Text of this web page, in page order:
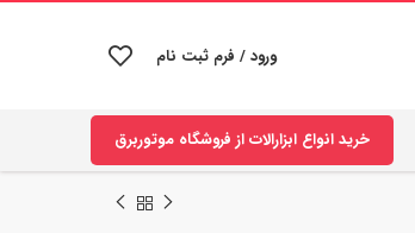
ورود / فرم ثبت نام
خرید انواع ابزارالات از فروشگاه موتوربرق